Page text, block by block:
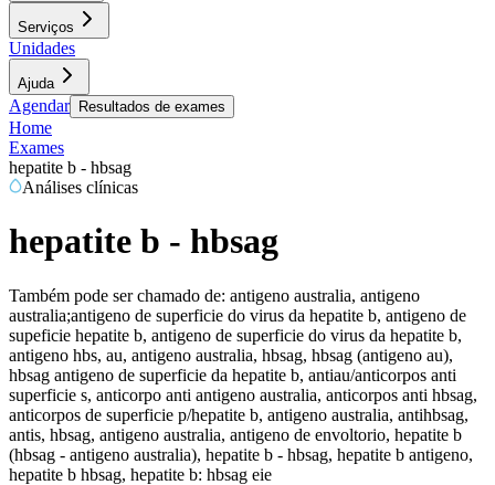
Serviços
Unidades
Ajuda
Agendar Resultados de exames
Home
Exames
hepatite b - hbsag
Análises clínicas
hepatite b - hbsag
Também pode ser chamado de: antigeno australia, antigeno
australia;antigeno de superficie do virus da hepatite b, antigeno de
supeficie hepatite b, antigeno de superficie do virus da hepatite b,
antigeno hbs, au, antigeno australia, hbsag, hbsag (antigeno au),
hbsag antigeno de superficie da hepatite b, antiau/anticorpos anti
superficie s, anticorpo anti antigeno australia, anticorpos anti hbsag,
anticorpos de superficie p/hepatite b, antigeno australia, antihbsag,
antis, hbsag, antigeno australia, antigeno de envoltorio, hepatite b
(hbsag - antigeno australia), hepatite b - hbsag, hepatite b antigeno,
hepatite b hbsag, hepatite b: hbsag eie